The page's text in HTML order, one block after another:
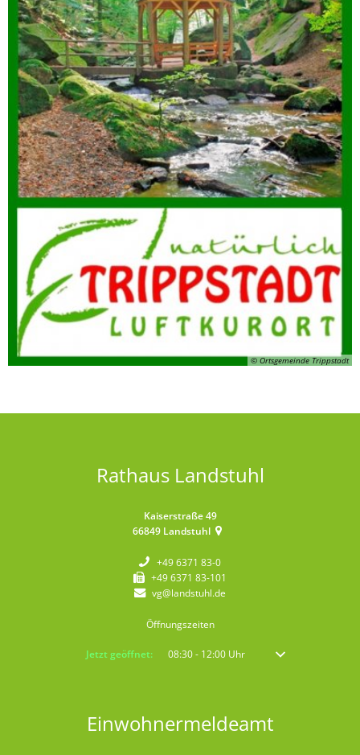
© Ortsgemeinde Trippstadt
Rathaus Landstuhl
Kaiserstraße 49
66849 Landstuhl
+49 6371 83-0
+49 6371 83-101
vg@landstuhl.de
Öffnungszeiten
Klicken, um weitere Öffnungs- oder Schließzeiten auszublenden
Jetzt geöffnet: 08:30- 12:00Uhr Von 08:30 bis 12:00
Einwohnermeldeamt